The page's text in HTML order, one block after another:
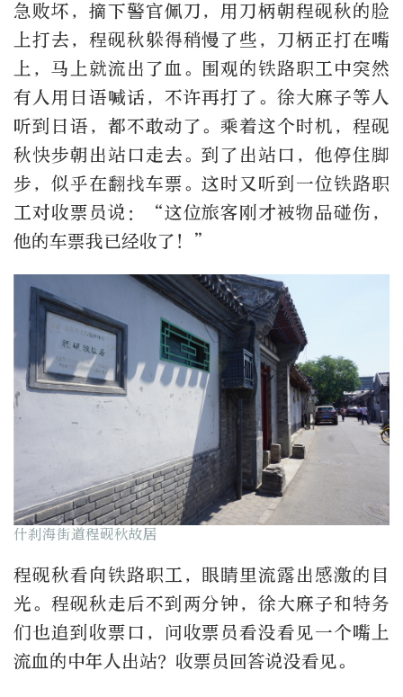
急败坏，摘下警官佩刀，用刀柄朝程砚秋的脸
上打去，程砚秋躲得稍慢了些，刀柄正打在嘴
上，马上就流出了血。围观的铁路职工中突然
有人用日语喊话，不许再打了。徐大麻子等人
听到日语，都不敢动了。乘着这个时机，程砚
秋快步朝出站口走去。到了出站口，他停住脚
步，似乎在翻找车票。这时又听到一位铁路职
工对收票员说：“这位旅客刚才被物品碰伤，
他的车票我已经收了！”
什刹海街道程砚秋故居
程砚秋看向铁路职工，眼睛里流露出感激的目
光。程砚秋走后不到两分钟，徐大麻子和特务
们也追到收票口，问收票员看没看见一个嘴上
流血的中年人出站？收票员回答说没看见。